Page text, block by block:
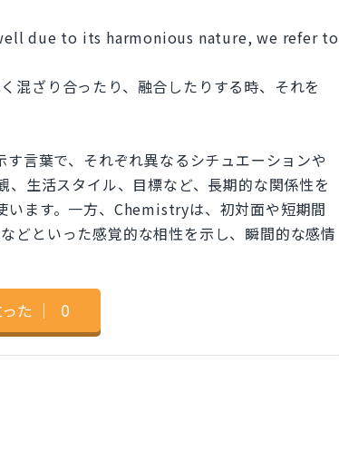
due to its harmonious nature, we refer to
混ざり合ったり、融合したりする時、それを
葉で、それぞれ異なるシチュエーションや
生活スタイル、目標など、長期的な関係性を
います。一方、Chemistryは、初対面や短期間
どといった感覚的な相性を示し、瞬間的な感情
た ｜ 0